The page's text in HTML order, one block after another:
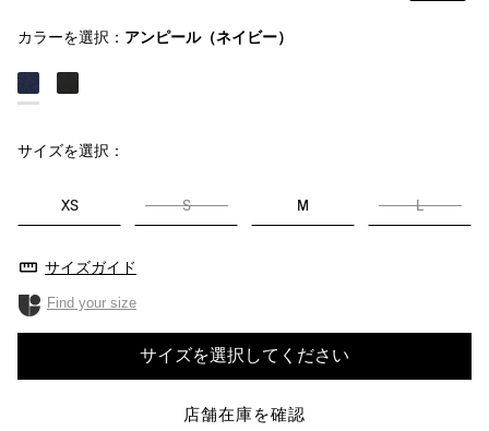
カラーを選択： アンピール（ネイビー）
サイズを選択：
XS S M L
サイズガイド
Find your size
サイズを選択してください
店舗在庫を確認